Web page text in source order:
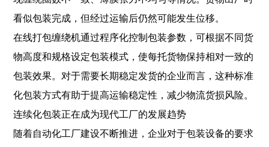
看似包装完成，但经过运输后仍然可能发生位移。
在线打包缠绕机通过程序化控制包装参数，可根据不同货
物高度和规格设定包装模式，使每托货物保持相对一致的
包装效果。对于需要长期稳定发货的企业而言，这种标准
化包装方式有助于提高运输稳定性，减少物流货损风险。
连续化包装正在成为现代工厂的发展趋势
随着自动化工厂建设不断推进，企业对于包装设备的要求